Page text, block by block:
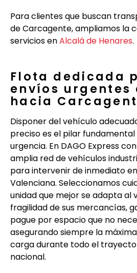
Para clientes que buscan
de Carcagente, ampliamos la
servicios enAlcalá de Henares.
Flota dedicada
envíos urgentes
hacia
Disponer del vehículo
preciso es el pilar
urgencia. En DAGO Express
amplia red de vehículos
para intervenir de inmediato
Valenciana. Seleccionamos
unidad que mejor se adapta al
fragilidad de sus mercancías,
pague por espacio que no
asegurando siempre la
carga durante todo el
nacional.